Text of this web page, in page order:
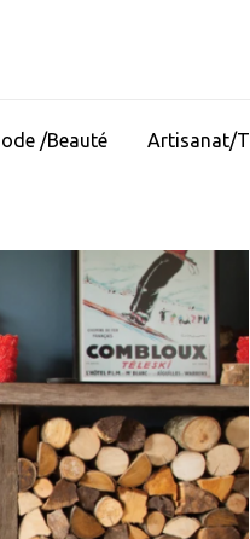
/Beauté Artisanat/